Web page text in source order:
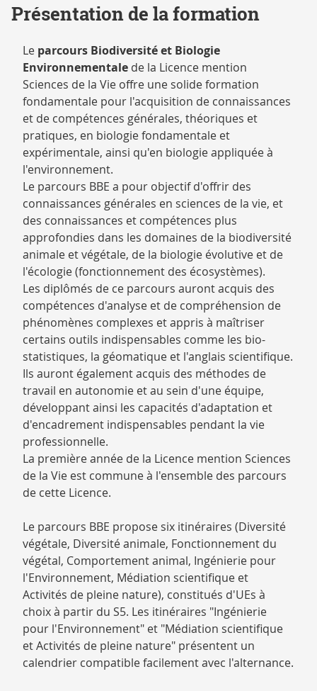
Présentation de la formation
Le parcours Biodiversité et Biologie
Environnementale de la Licence mention
Sciences de la Vie offre une solide formation
fondamentale pour l'acquisition de connaissances
et de compétences générales, théoriques et
pratiques, en biologie fondamentale et
expérimentale, ainsi qu'en biologie appliquée à
l'environnement.
Le parcours BBE a pour objectif d'offrir des
connaissances générales en sciences de la vie, et
des connaissances et compétences plus
approfondies dans les domaines de la biodiversité
animale et végétale, de la biologie évolutive et de
l'écologie (fonctionnement des écosystèmes).
Les diplômés de ce parcours auront acquis des
compétences d'analyse et de compréhension de
phénomènes complexes et appris à maîtriser
certains outils indispensables comme les bio-
statistiques, la géomatique et l'anglais scientifique.
Ils auront également acquis des méthodes de
travail en autonomie et au sein d'une équipe,
développant ainsi les capacités d'adaptation et
d'encadrement indispensables pendant la vie
professionnelle.
La première année de la Licence mention Sciences
de la Vie est commune à l'ensemble des parcours
de cette Licence.
Le parcours BBE propose six itinéraires (Diversité
végétale, Diversité animale, Fonctionnement du
végétal, Comportement animal, Ingénierie pour
l'Environnement, Médiation scientifique et
Activités de pleine nature), constitués d'UEs à
choix à partir du S5. Les itinéraires "Ingénierie
pour l'Environnement" et "Médiation scientifique
et Activités de pleine nature" présentent un
calendrier compatible facilement avec l'alternance.